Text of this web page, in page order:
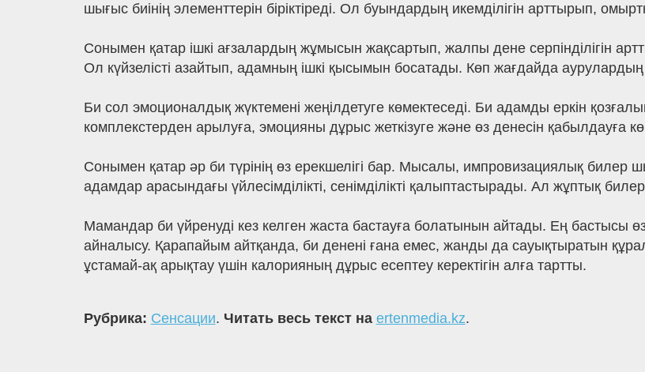
шығыс биінің элементтерін біріктіреді. Ол буындардың икемділігін арттырып,
Сонымен қатар ішкі ағзалардың жұмысын жақсартып, жалпы дене серпінділігін
Ол күйзелісті азайтып, адамның ішкі қысымын босатады. Көп жағдайда
Би сол эмоционалдық жүктемені жеңілдетуге көмектеседі. Би адамды еркін
комплекстерден арылуға, эмоцияны дұрыс жеткізуге және өз денесін қабылдауға
Сонымен қатар әр би түрінің өз ерекшелігі бар. Мысалы, импровизациялық
адамдар арасындағы үйлесімділікті, сенімділікті қалыптастырады. Ал жұптық
Мамандар би үйренуді кез келген жаста бастауға болатынын айтады. Ең бастысы
айналысу. Қарапайым айтқанда, би денені ғана емес, жанды да сауықтыратын
ұстамай-ақ арықтау үшін калорияның дұрыс есептеу керектігін алға тартты.
Рубрика: Сенсации. Читать весь текст на ertenmedia.kz.